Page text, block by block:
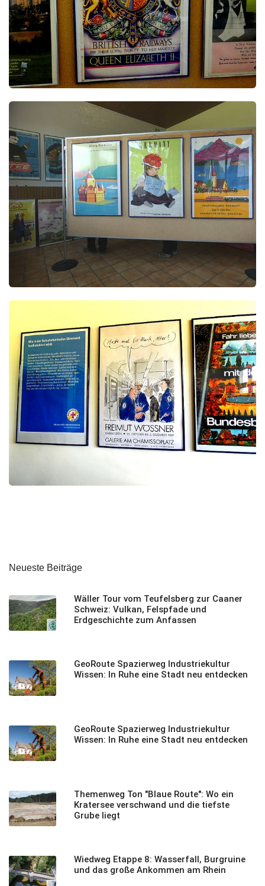
Neueste Beiträge
Wäller Tour vom Teufelsberg zur Caaner
Schweiz: Vulkan, Felspfade und
Erdgeschichte zum Anfassen
GeoRoute Spazierweg Industriekultur
Wissen: In Ruhe eine Stadt neu entdecken
GeoRoute Spazierweg Industriekultur
Wissen: In Ruhe eine Stadt neu entdecken
Themenweg Ton "Blaue Route": Wo ein
Kratersee verschwand und die tiefste
Grube liegt
Wiedweg Etappe 8: Wasserfall, Burgruine
und das große Ankommen am Rhein